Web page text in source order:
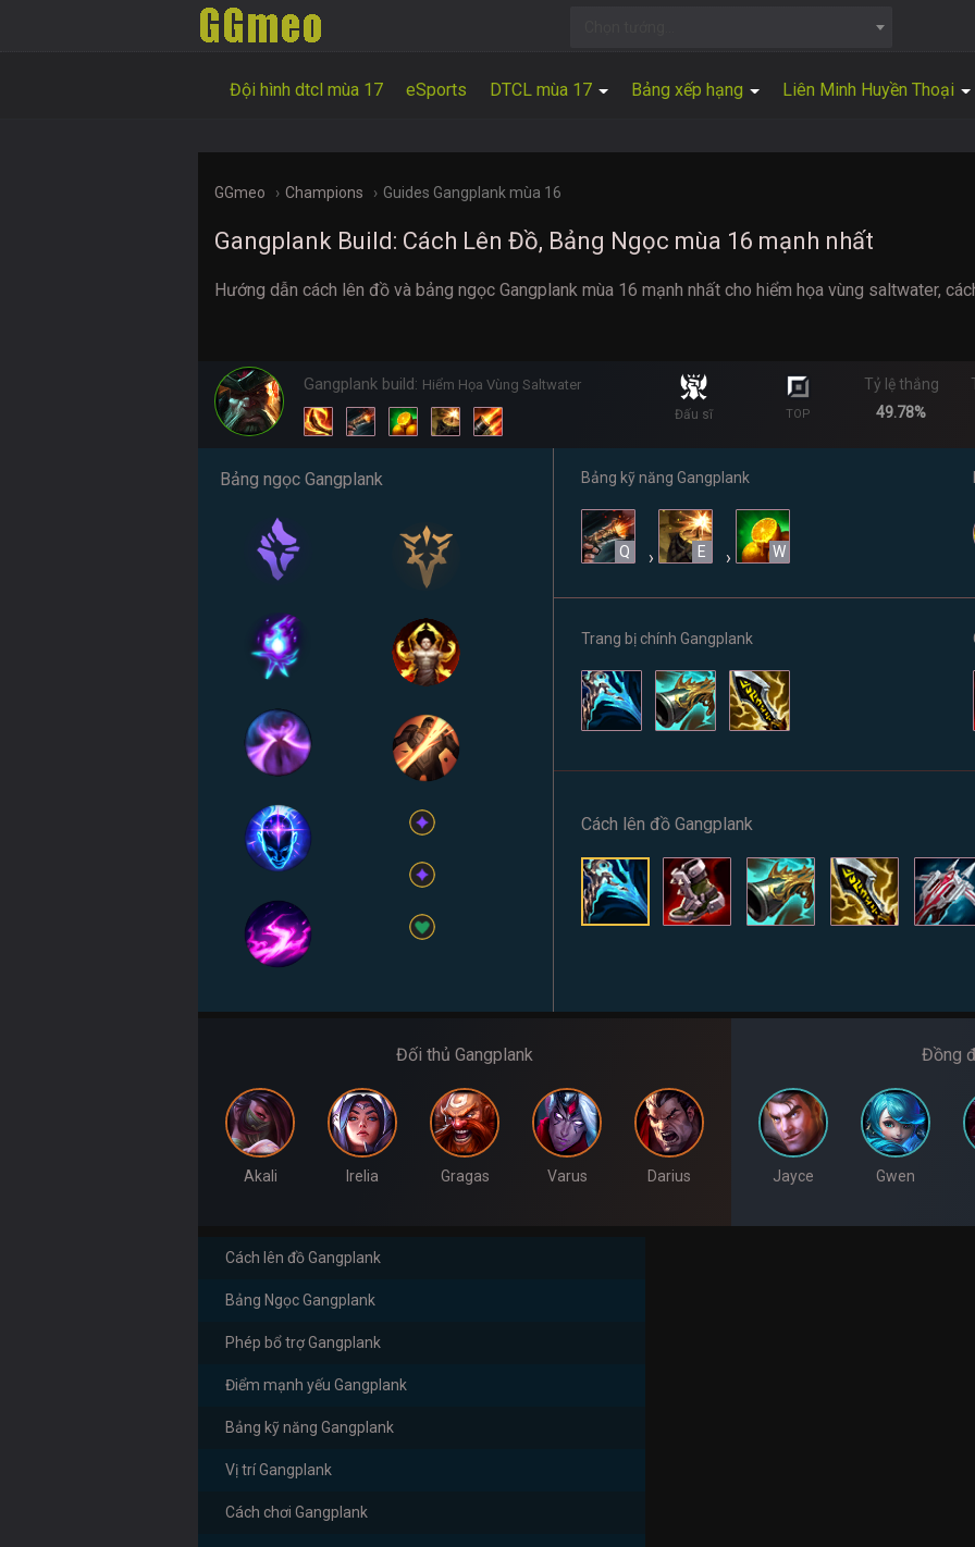
Đội hình dtcl mùa 17 eSports DTCL mùa 17 Bảng xếp hạng Liên Minh Huyền Thoại
GGmeo Champions Guides Gangplank mùa 16
Gangplank Build: Cách Lên Đồ, Bảng Ngọc mùa 16 mạnh nhất
Hướng dẫn cách lên đồ và bảng ngọc Gangplank mùa 16 mạnh nhất cho hiểm họa vùng saltwater,
Gangplank build: Hiểm Họa Vùng Saltwater
Đấu sĩ TOP
Tỷ lệ thắng
49.78%
Bảng ngọc Gangplank Bảng kỹ năng Gangplank
Q › E › W
Trang bị chính Gangplank
Cách lên đồ Gangplank
Đối thủ Gangplank
Akali Irelia Gragas Varus Darius
Đồng
Jayce Gwen
Cách lên đồ Gangplank
Bảng Ngọc Gangplank
Phép bổ trợ Gangplank
Điểm mạnh yếu Gangplank
Bảng kỹ năng Gangplank
Vị trí Gangplank
Cách chơi Gangplank